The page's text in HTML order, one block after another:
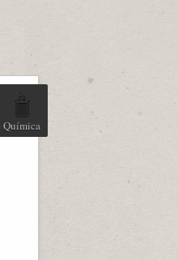
Química